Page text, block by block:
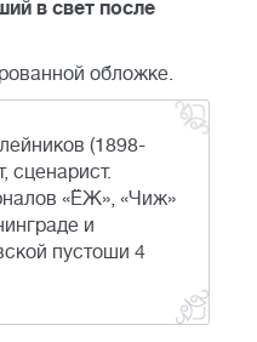
в свет после
обложке.
(1898-
сценарист.
«ЁЖ», «Чиж»
и
пустоши 4